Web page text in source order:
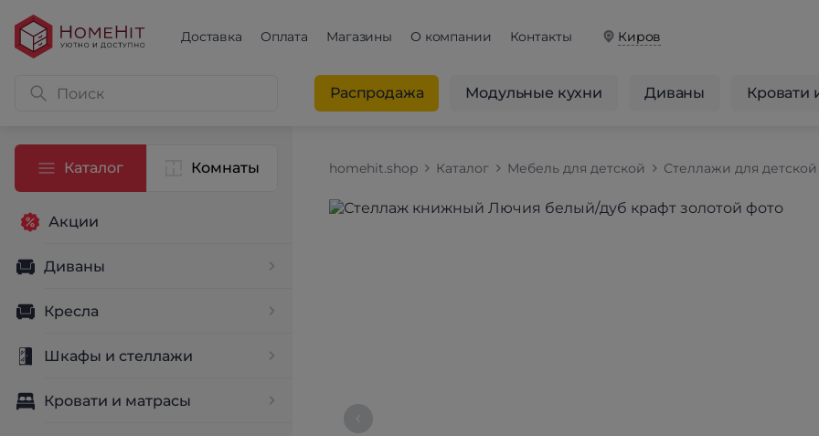
Доставка Оплата Магазины О компании Контакты Киров
Распродажа Модульные кухни Диваны Кровати
Каталог Комнаты
Акции
Диваны
Кресла
Шкафы и стеллажи
Кровати и матрасы
homehit.shop Каталог Мебель для детской Стеллажи для детской